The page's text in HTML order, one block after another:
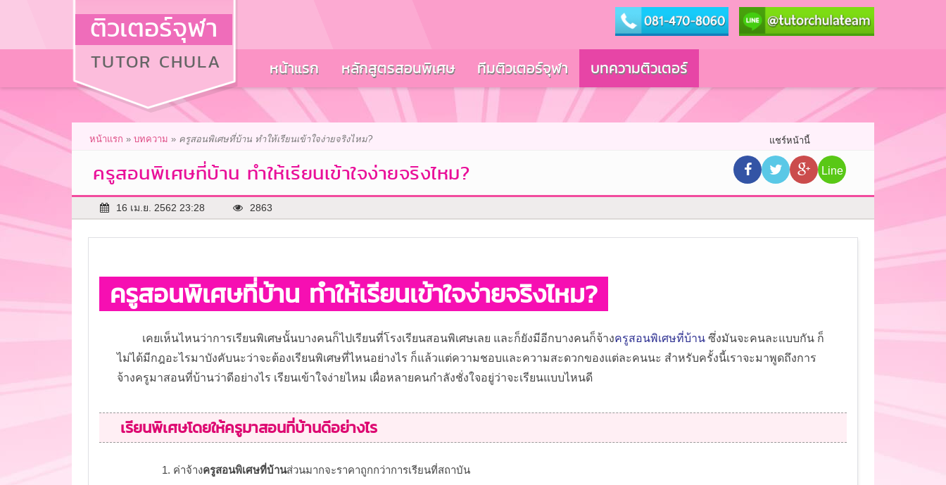
ติวเตอร์จุฬา
TUTOR CHULA หน้าแรก หลักสูตรสอนพิเศษ ทีมติวเตอร์จุฬา บทความติวเตอร์
หน้าแรก » บทความ » ครูสอนพิเศษที่บ้าน ทำให้เรียนเข้าใจง่ายจริงไหม?
ครูสอนพิเศษที่บ้าน ทำให้เรียนเข้าใจง่ายจริงไหม?
16 เม.ย. 2562 23:28 2863
แชร์หน้านี้
Line
ครูสอนพิเศษที่บ้าน ทำให้เรียนเข้าใจง่ายจริงไหม?
เคยเห็นไหนว่าการเรียนพิเศษนั้นบางคนก็ไปเรียนที่โรงเรียนสอนพิเศษเลย และก็ยังมีอีกบางคนก็จ้างครูสอนพิเศษที่บ้านซึ่งมันจะคนละแบบกัน ก็
ไม่ได้มีกฎอะไรมาบังคับนะว่าจะต้องเรียนพิเศษที่ไหนอย่างไร ก็แล้วแต่ความชอบและความสะดวกของแต่ละคนนะ สำหรับครั้งนี้เราจะมาพูดถึงการ
จ้างครูมาสอนที่บ้านว่าดีอย่างไร เรียนเข้าใจง่ายไหม เผื่อหลายคนกำลังชั่งใจอยู่ว่าจะเรียนแบบไหนดี
เรียนพิเศษโดยให้ครูมาสอนที่บ้านดีอย่างไร
ค่าจ้างครูสอนพิเศษที่บ้านส่วนมากจะราคาถูกกว่าการเรียนที่สถาบัน